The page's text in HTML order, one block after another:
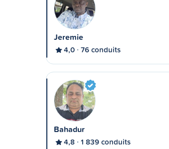
Jeremie
4,0 76 conduits
Bahadur
4,8 1 839 conduits